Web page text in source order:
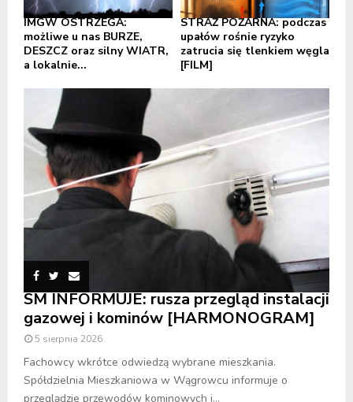
IMGW OSTRZEGA:
możliwe u nas BURZE,
DESZCZ oraz silny WIATR,
a lokalnie...
STRAŻ POŻARNA: podczas
upałów rośnie ryzyko
zatrucia się tlenkiem węgla
[FILM]
SM INFORMUJE: rusza przegląd instalacji
gazowej i kominów [HARMONOGRAM]
5 sierpnia 2026
Fachowcy wkrótce odwiedzą wybrane mieszkania.
Spółdzielnia Mieszkaniowa w Wągrowcu informuje o
przeglądzie przewodów kominowych i...